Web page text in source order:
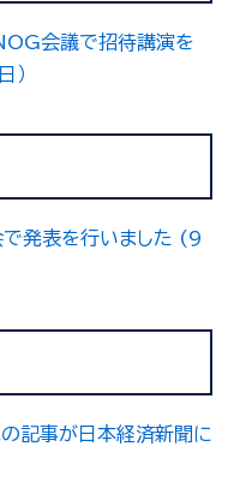
会議で招待講演を
）
発表を行いました (9
記事が日本経済新聞に